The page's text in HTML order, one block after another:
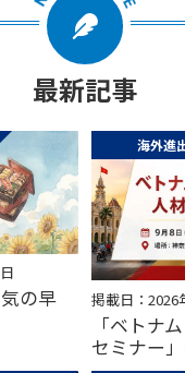
最新記事
の早
海外進
掲載日：2026
「ベトナ
セミナー